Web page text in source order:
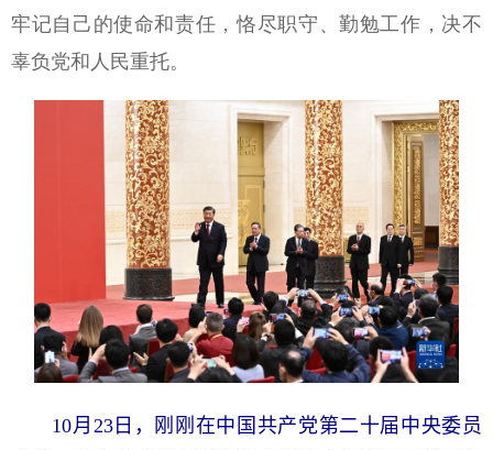
牢记自己的使命和责任，恪尽职守、勤勉工作，决不
辜负党和人民重托。
10月23日，刚刚在中国共产党第二十届中央委员